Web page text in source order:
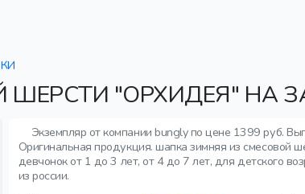
"ОРХИДЕЯ" НА
Экземпляр от компании bungly по цене 1399 руб.
Оригинальная продукция. шапка зимняя из смесовой
девчонок от 1 до 3 лет, от 4 до 7 лет, для детского
из россии.